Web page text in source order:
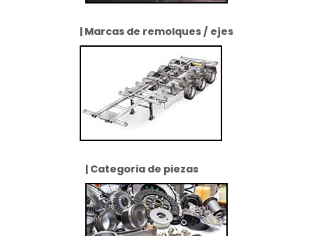
| Marcas de remolques / ejes
| Categoria de piezas